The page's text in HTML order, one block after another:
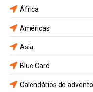
África
Américas
Asia
Blue Card
Calendários de advento